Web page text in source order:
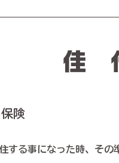
佳
険
する事になった時、その